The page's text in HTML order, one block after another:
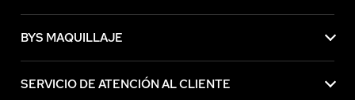
BYS MAQUILLAJE
SERVICIO DE ATENCIÓN AL CLIENTE